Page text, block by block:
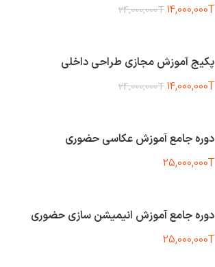
24,000,000T14,000,000T
پکیج آموزش مجازی طراحی داخلی
24,000,000T14,000,000T
دوره جامع آموزش عکاسی حضوری
25,000,000T
دوره جامع آموزش انیمیشن سازی حضوری
25,000,000T